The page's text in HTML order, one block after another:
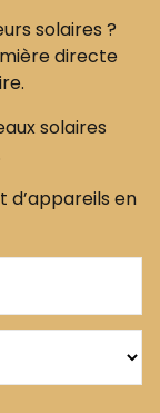
solaires ?
directe
solaires
d’appareils en